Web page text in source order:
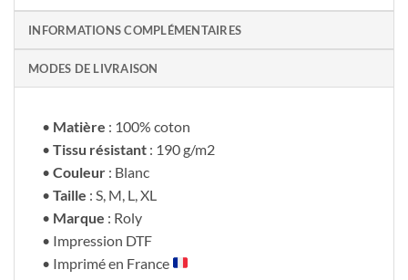
INFORMATIONS COMPLÉMENTAIRES
MODES DE LIVRAISON
• Matière : 100% coton
• Tissu résistant : 190 g/m2
• Couleur : Blanc
• Taille : S, M, L, XL
• Marque : Roly
• Impression DTF
• Imprimé en France